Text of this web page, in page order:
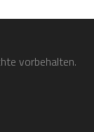
vorbehalten.